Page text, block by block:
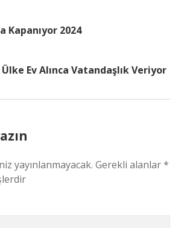
Kapanıyor 2024
Ev Alınca Vatandaşlık Veriyor
yayınlanmayacak. Gerekli alanlar*